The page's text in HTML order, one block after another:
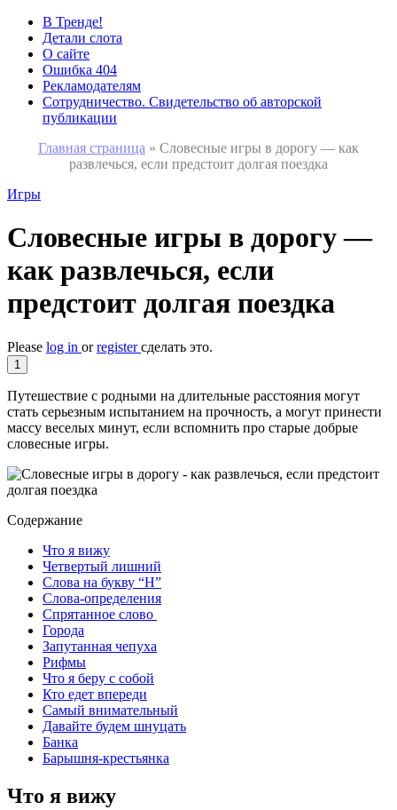
В Тренде!
Детали слота
О сайте
Ошибка 404
Рекламодателям
Сотрудничество. Свидетельство об авторской
публикации
Главная страница » Словесные игры в дорогу — как
развлечься, если предстоит долгая поездка
Игры
Словесные игры в дорогу —
как развлечься, если
предстоит долгая поездка
Please log in orregisterсделать это.
1
Путешествие с родными на длительные расстояния могут
стать серьезным испытанием на прочность, а могут принести
массу веселых минут, если вспомнить про старые добрые
словесные игры.
Содержание
Что я вижу
Четвертый лишний
Слова на букву “Н”
Слова-определения
Спрятанное слово
Города
Запутанная чепуха
Рифмы
Что я беру с собой
Кто едет впереди
Самый внимательный
Давайте будем шнуцать
Банка
Барышня-крестьянка
Что я вижу